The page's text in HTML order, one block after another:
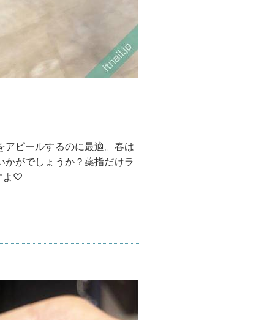
ピールするのに最適。春は
かがでしょうか？薬指だけラ
よ♡